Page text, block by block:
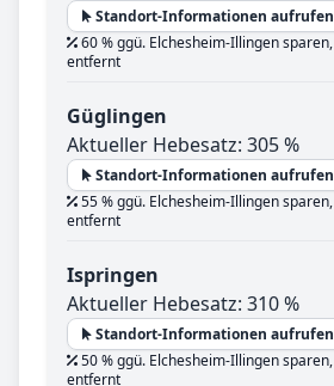
Standort-Informationen aufrufen
60 % ggü. Elchesheim-Illingen sparen,
entfernt
Güglingen
Aktueller Hebesatz: 305 %
Standort-Informationen aufrufen
55 % ggü. Elchesheim-Illingen sparen,
entfernt
Ispringen
Aktueller Hebesatz: 310 %
Standort-Informationen aufrufen
50 % ggü. Elchesheim-Illingen sparen,
entfernt